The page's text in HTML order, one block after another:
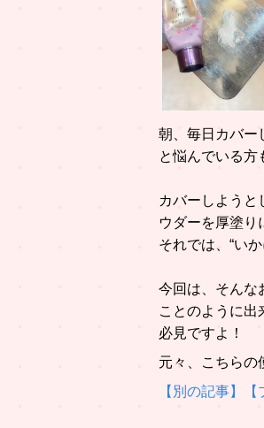
朝、毎日カバー
と悩んでいる方
カバーしようと
ウダーを厚塗り
それでは、“い
今回は、そんな
ことのように出
必見ですよ！
元々、こちら
【別の記事】